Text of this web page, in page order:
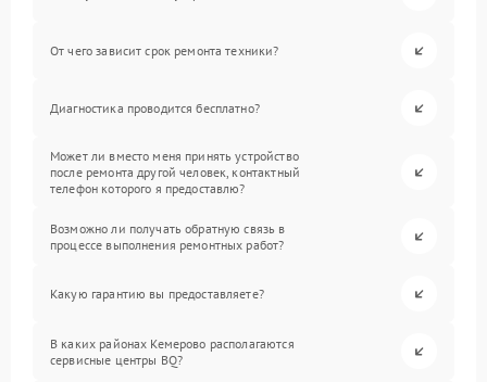
От чего зависит срок ремонта техники?
Диагностика проводится бесплатно?
Может ли вместо меня принять устройство
после ремонта другой человек, контактный
телефон которого я предоставлю?
Возможно ли получать обратную связь в
процессе выполнения ремонтных работ?
Какую гарантию вы предоставляете?
В каких районах Кемерово располагаются
сервисные центры BQ?